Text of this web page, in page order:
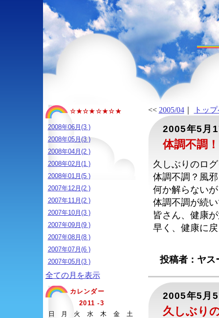
☆★☆★☆★☆★
2008年06月(3 )
2008年05月(3 )
2008年04月(2 )
2008年02月(1 )
2008年01月(5 )
2007年12月(2 )
2007年11月(2 )
2007年10月(3 )
2007年09月(9 )
2007年08月(8 )
2007年07月(6 )
2007年05月(3 )
全ての月を表示
カレンダー
2011 -3
日
月 火 水 木 金
土
<< 2005/04｜ トッ
2005年5月
体調不調！
久しぶりのロ
体調不調？風
何か解らない
体調不調が続
皆さん、健康
早く、健康に
投稿者：ヤ
2005年5月
久しぶり